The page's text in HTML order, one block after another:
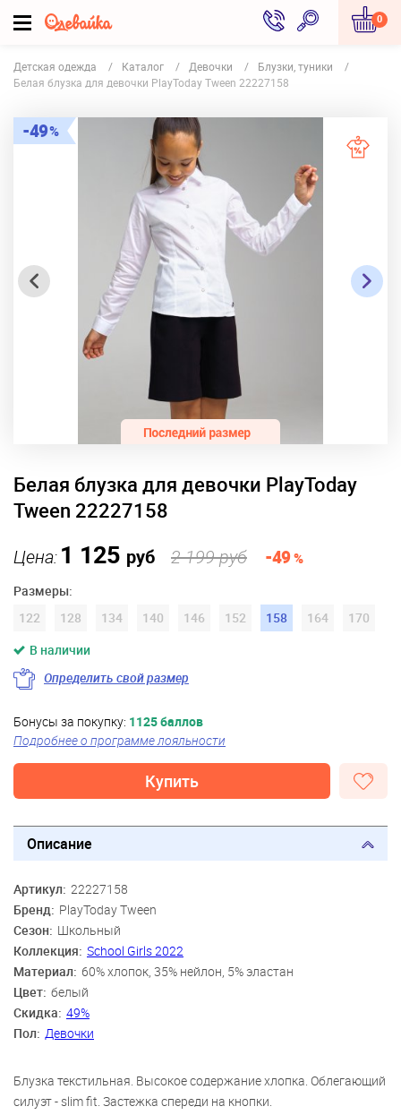
0
Детская одежда Каталог Девочки
Блузки, туники
Белая блузка для девочки PlayToday Tween 22227158
49
Белая блузка для девочки PlayToday
Tween 22227158
Цена:1 125 руб 2 199 руб -49%
Размеры:
122
128 134 140 146 152 158 164
170
В наличии
Определить свой размер
Бонусы за покупку: 1125 баллов
Подробнее о программе лояльности
Купить
Описание
Артикул: 22227158
Бренд: PlayToday Tween
Сезон: Школьный
Коллекция: School Girls 2022
Материал: 60% хлопок, 35% нейлон, 5% эластан
Цвет: белый
Скидка: 49%
Пол: Девочки
Блузка текстильная. Высокое содержание хлопка. Облегающий
силуэт - slim fit. Застежка спереди на кнопки.